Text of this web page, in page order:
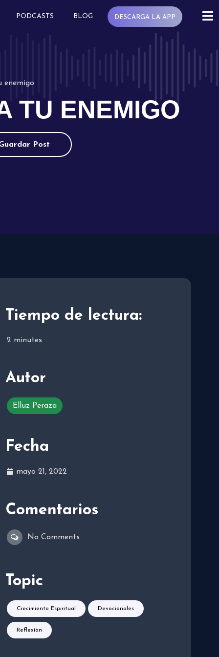
PODCASTS BLOG DESCARGA LA APP
enemigo
TU ENEMIGO
Post
Tiempo de lectura:
2 minutes
Autor
Elluz Peraza
Fecha
mayo 21, 2022
Comentarios
No Comments
Topic
Crecimiento Espiritual Devocionales
Reflexión